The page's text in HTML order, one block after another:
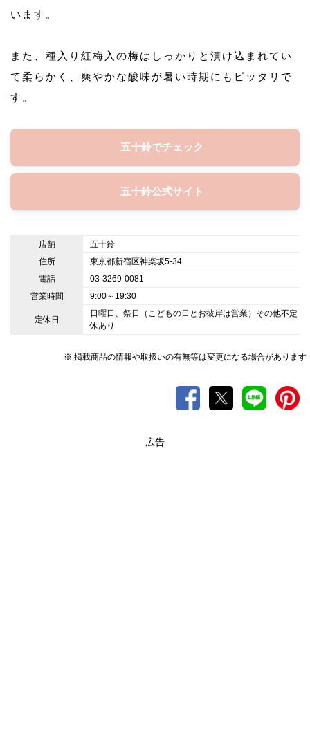
います。
また、種入り紅梅入の梅はしっかりと漬け込まれてい
て柔らかく、爽やかな酸味が暑い時期にもピッタリで
す。
五十鈴でチェック
五十鈴公式サイト
店舗
五十鈴
住所
東京都新宿区神楽坂5-34
電話
03-3269-0081
営業時間
9:00～19:30
定休日
日曜日、祭日（こどもの日とお彼岸は営業）その他不定
休あり
※ 掲載商品の情報や取扱いの有無等は変更になる場合があります
広告